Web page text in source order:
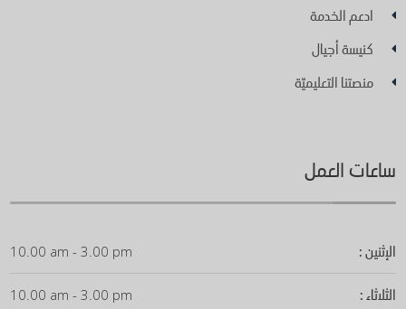
ادعم الخدمة
كنيسة أجيال
منصتنا التعليميّة
ساعات العمل
الإثنين : 10.00 am - 3.00 pm
الثلاثاء : 10.00 am - 3.00 pm